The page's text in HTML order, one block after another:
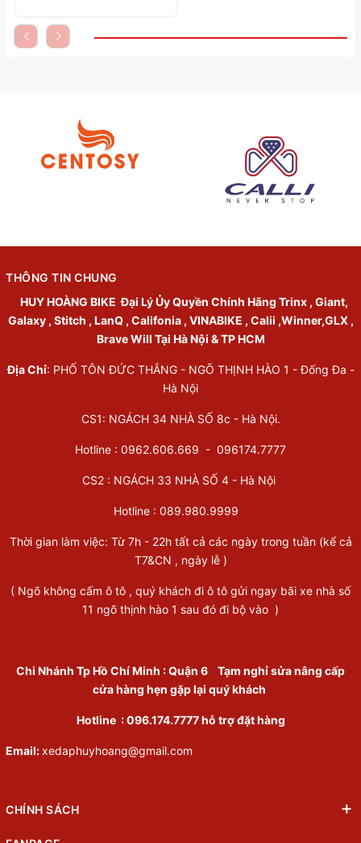
THÔNG TIN CHUNG
HUY HOÀNG BIKE Đại Lý Ủy Quyền Chính Hãng Trinx , Giant,
Galaxy , Stitch , LanQ , Califonia , VINABIKE , Calii ,Winner,GLX ,
Brave Will Tại Hà Nội & TP HCM
Địa Chỉ: PHỐ TÔN ĐỨC THẮNG - NGÕ THỊNH HÀO 1 - Đống Đa -
Hà Nội
CS1: NGÁCH 34 NHÀ SỐ 8c - Hà Nội.
Hotline : 0962.606.669 - 096174.7777
CS2 : NGÁCH 33 NHÀ SỐ 4 - Hà Nội
Hotline : 089.980.9999
Thời gian làm việc: Từ 7h - 22h tất cả các ngày trong tuần (kể cả
T7&CN , ngày lễ )
( Ngõ không cấm ô tô , quý khách đi ô tô gửi ngay bãi xe nhà số
11 ngõ thịnh hào 1 sau đó đi bộ vào )
Chi Nhánh Tp Hồ Chí Minh :Quận 6 Tạm nghỉ sửa nâng cấp
cửa hàng hẹn gặp lại quý khách
Hotline : 096.174.7777 hỗ trợ đặt hàng
Email:xedaphuyhoang@gmail.com
CHÍNH SÁCH